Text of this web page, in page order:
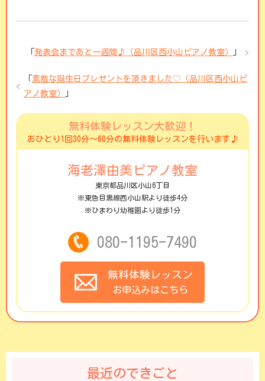
発表会まであと一週間♪（品川区西小山ピアノ教室）
素敵な誕生日プレゼントを頂きました♡（品川区西小山ピ
アノ教室）
無料体験レッスン大歓迎！
おひとり1回30分〜60分の無料体験レッスンを行います♪
海老澤由美ピアノ教室
東京都品川区小山6丁目
※東急目黒線西小山駅より徒歩4分
※ひまわり幼稚園より徒歩1分
080-1195-7490
無料体験レッスン
お申込みはこちら
最近のできごと